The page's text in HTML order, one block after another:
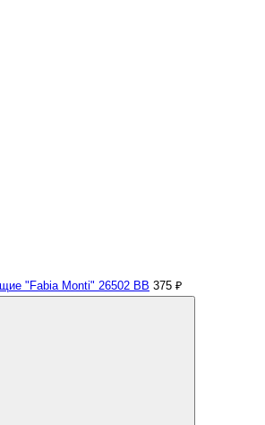
"Fabia Monti" 26502 ВВ 375 ₽